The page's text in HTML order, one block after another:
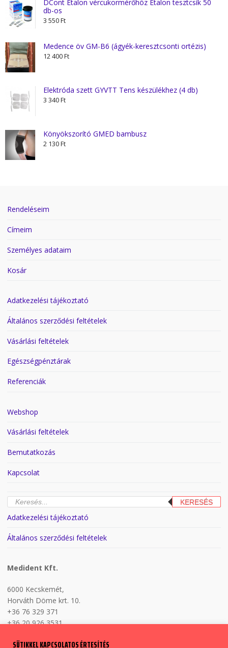
DCont Etalon vércukormérőhöz Etalon tesztcsík 50
db-os
3 550Ft
Medence öv GM-B6 (ágyék-keresztcsonti ortézis)
12 400Ft
Elektróda szett GYVTT Tens készülékhez (4 db)
3 340Ft
Könyökszorító GMED bambusz
2 130Ft
Rendeléseim
Címeim
Személyes adataim
Kosár
Adatkezelési tájékoztató
Általános szerződési feltételek
Vásárlási feltételek
Egészségpénztárak
Referenciák
Webshop
Vásárlási feltételek
Bemutatkozás
Kapcsolat
Products
search KERESÉS
Adatkezelési tájékoztató
Általános szerződési feltételek
Medident Kft.
6000 Kecskemét,
Horváth Döme krt. 10.
+36 76 329 371
+36 20 926 3531
SÜTIKKEL KAPCSOLATOS ÉRTESÍTÉS